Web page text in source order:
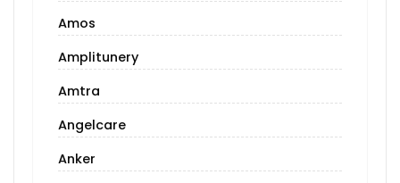
Amos
Amplitunery
Amtra
Angelcare
Anker